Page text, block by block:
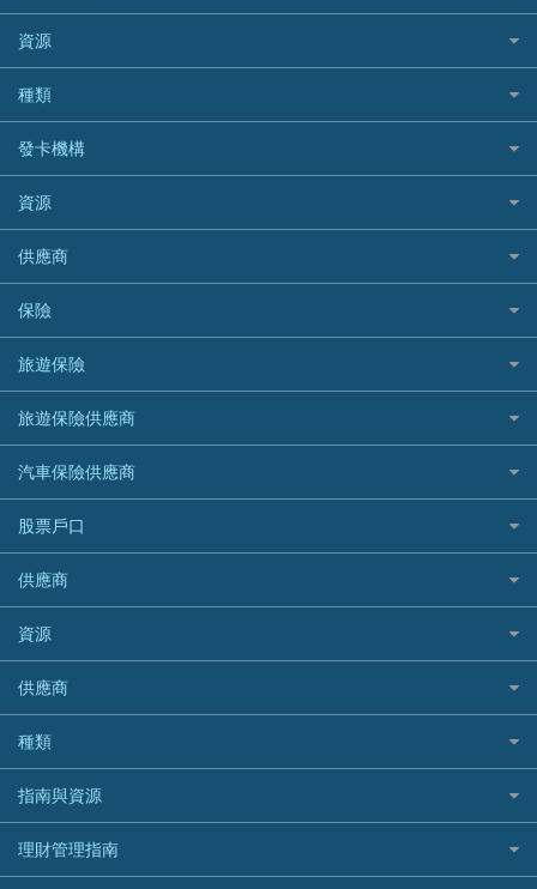
稅季/稅務貸款
網上貸款
結餘轉戶(清卡數貸款)
銀行貸款
財務公司貸款
免入息貸款
免TU貸款
急借錢
緊急貸款比較
最佳小額貸款比較
易批必批貸款
24小時貸款
最佳循環貸款
BEA 東亞銀行
BOC 中國銀行
Cashing Pro 優尚信貸
CCB(Asia) 中國建設銀行 (亞洲)
Citibank 花旗銀行
CNCBI 信銀國際
CreFIT 維信
DBS 星展銀行
DSB 大新銀行
HSBC 滙豐銀行貸款
K Cash 貸款
Mox 銀行
National Resources 中潤物業按揭
OCBC 華僑銀行
PrimeCredit 安信信貸
Promise 邦民日本財務
Rabbit Credit月兔信貸
Standard Chartered 渣打銀行
UA 亞洲聯合財務
WeLab Bank
WeLend 貸款
資源
如何申請個人貸款
如何管理個人貸款
個人貸款有用資訊
清卡數貸款教學
循環貸款教學
個人化貸款產品推介 🔥全新
債務重組一覽
供樓利息扣稅
最佳貸款app
種類
網購優惠
精選外幣網購信用卡
尊尚信用卡
公司信用卡
電子錢包信用卡
日本遊信用卡攻略
韓國遊信用卡攻略
台灣遊信用卡攻略
機場貴賓室信用卡
銀聯信用卡
高獎賞信用卡推薦
酒店信用卡
發卡機構
Citibank花旗銀行
AE美國運通
DBS星展銀行
HSBC滙豐銀行
Mox
信銀國際
大新銀行
恒生銀行
Standard Chartered渣打銀行
東亞銀行
SIM
Airwallex信用卡
資源
Black Friday優惠
淘寶付款方式
一田購物優惠日
SOGO感謝祭
HKTVmall優惠碼
交稅優惠
酒店優惠碼
機票優惠碼
供應商
八達通自動增值信用卡
保險
旅遊保險
汽車保險
家居保險
家傭保險
寵物保險
定期人壽保險
危疾保險
年金資訊
樓宇火險
旅遊保險
日本旅遊保險及資訊
泰國旅遊保險及資訊
台灣旅遊保險及資訊
韓國旅遊保險及資訊
歐洲旅遊保險及資訊
越南旅遊保險及資訊
澳洲旅遊保險及資訊
長者嘆世界
家庭親子遊
自駕遊比較
相機有得保
專為孕婦設計的最佳旅遊保險
旅遊保險供應商
AXA 安盛
AIG 美亞
Allianz 安聯
Allied World 世聯
Avo
中國銀行
Bolttech 保特
Blue Cross 藍十字
中國平安
HSBC滙豐銀行
MSIG 三井住友
汽車保險供應商
大新汽車保險
中銀汽車保險
Allianz安聯汽車保險
bolttech保障汽車保險
Zurich蘇黎世汽車保險
QBE昆士蘭汽車保險
平安汽車保險
股票戶口
富途證券
IB盈透證券
老虎證券
uSMART 盈立證券
華盛証券
長橋證券
WeBull微牛證券
漲樂全球通｜華泰國際
OSL
供應商
富途牛牛好唔好？
Webull微牛證券好唔好？
Longbridge長橋證券好唔好？
老虎證券好唔好？
華盛証券好唔好？
漲樂全球通好唔好？
IB盈透證券好唔好？
盈立證券 uSMART 好唔好？
資源
股票戶口開戶
證券行邊間好？
港股5隻高息ETF精選
什麼是ETF？
香港30大高息股排行
黃金ETF懶人包
供應商
銀行戶口比較
尊尚銀行戶口
Citi Plus
中信銀行inMotion
Airwallex銀行
種類
定期存款
港元定存
人民幣定存
指南與資源
理財資訊
識慳識賺
理財管理指南